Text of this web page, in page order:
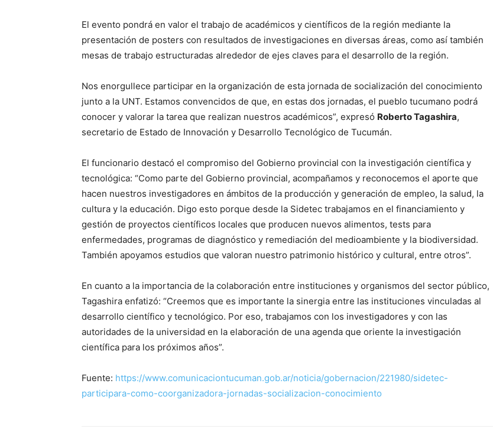
El evento pondrá en valor el trabajo de académicos y científicos de la región mediante la
presentación de posters con resultados de investigaciones en diversas áreas, como así también
mesas de trabajo estructuradas alrededor de ejes claves para el desarrollo de la región.
Nos enorgullece participar en la organización de esta jornada de socialización del conocimiento
junto a la UNT. Estamos convencidos de que, en estas dos jornadas, el pueblo tucumano podrá
conocer y valorar la tarea que realizan nuestros académicos”, expresó Roberto Tagashira,
secretario de Estado de Innovación y Desarrollo Tecnológico de Tucumán.
El funcionario destacó el compromiso del Gobierno provincial con la investigación científica y
tecnológica: “Como parte del Gobierno provincial, acompañamos y reconocemos el aporte que
hacen nuestros investigadores en ámbitos de la producción y generación de empleo, la salud, la
cultura y la educación. Digo esto porque desde la Sidetec trabajamos en el financiamiento y
gestión de proyectos científicos locales que producen nuevos alimentos, tests para
enfermedades, programas de diagnóstico y remediación del medioambiente y la biodiversidad.
También apoyamos estudios que valoran nuestro patrimonio histórico y cultural, entre otros”.
En cuanto a la importancia de la colaboración entre instituciones y organismos del sector público,
Tagashira enfatizó: “Creemos que es importante la sinergia entre las instituciones vinculadas al
desarrollo científico y tecnológico. Por eso, trabajamos con los investigadores y con las
autoridades de la universidad en la elaboración de una agenda que oriente la investigación
científica para los próximos años”.
Fuente: https://www.comunicaciontucuman.gob.ar/noticia/gobernacion/221980/sidetec-
participara-como-coorganizadora-jornadas-socializacion-conocimiento